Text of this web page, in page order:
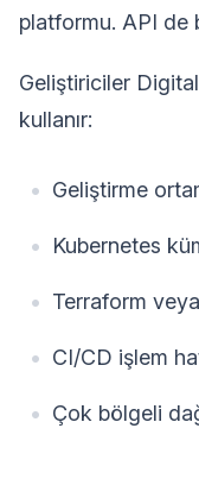
platformu. API de
Geliştiriciler
kullanır:
Geliştirme
Kubernetes
Terraform
CI/CD işlem
Çok bölgeli